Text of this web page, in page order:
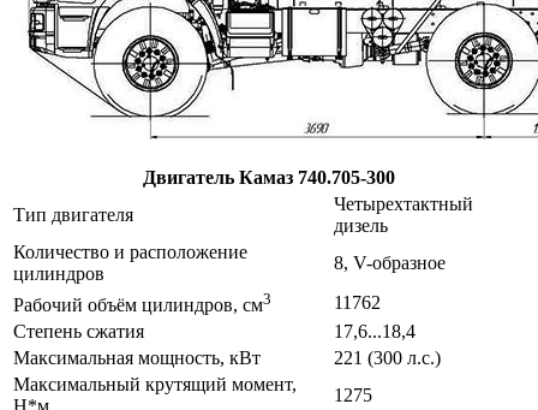
Двигатель Камаз 740.705-300
Тип двигателя
Четырехтактный
дизель
Количество и расположение
цилиндров
8, V-образное
Рабочий объём цилиндров, см3
11762
Степень сжатия
17,6...18,4
Максимальная мощность, кВт
221 (300 л.с.)
Максимальный крутящий момент,
Н*м
1275